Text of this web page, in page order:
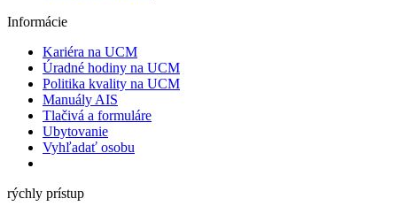
Informácie
Kariéra na UCM
Úradné hodiny na UCM
Politika kvality na UCM
Manuály AIS
Tlačivá a formuláre
Ubytovanie
Vyhľadať osobu
rýchly prístup